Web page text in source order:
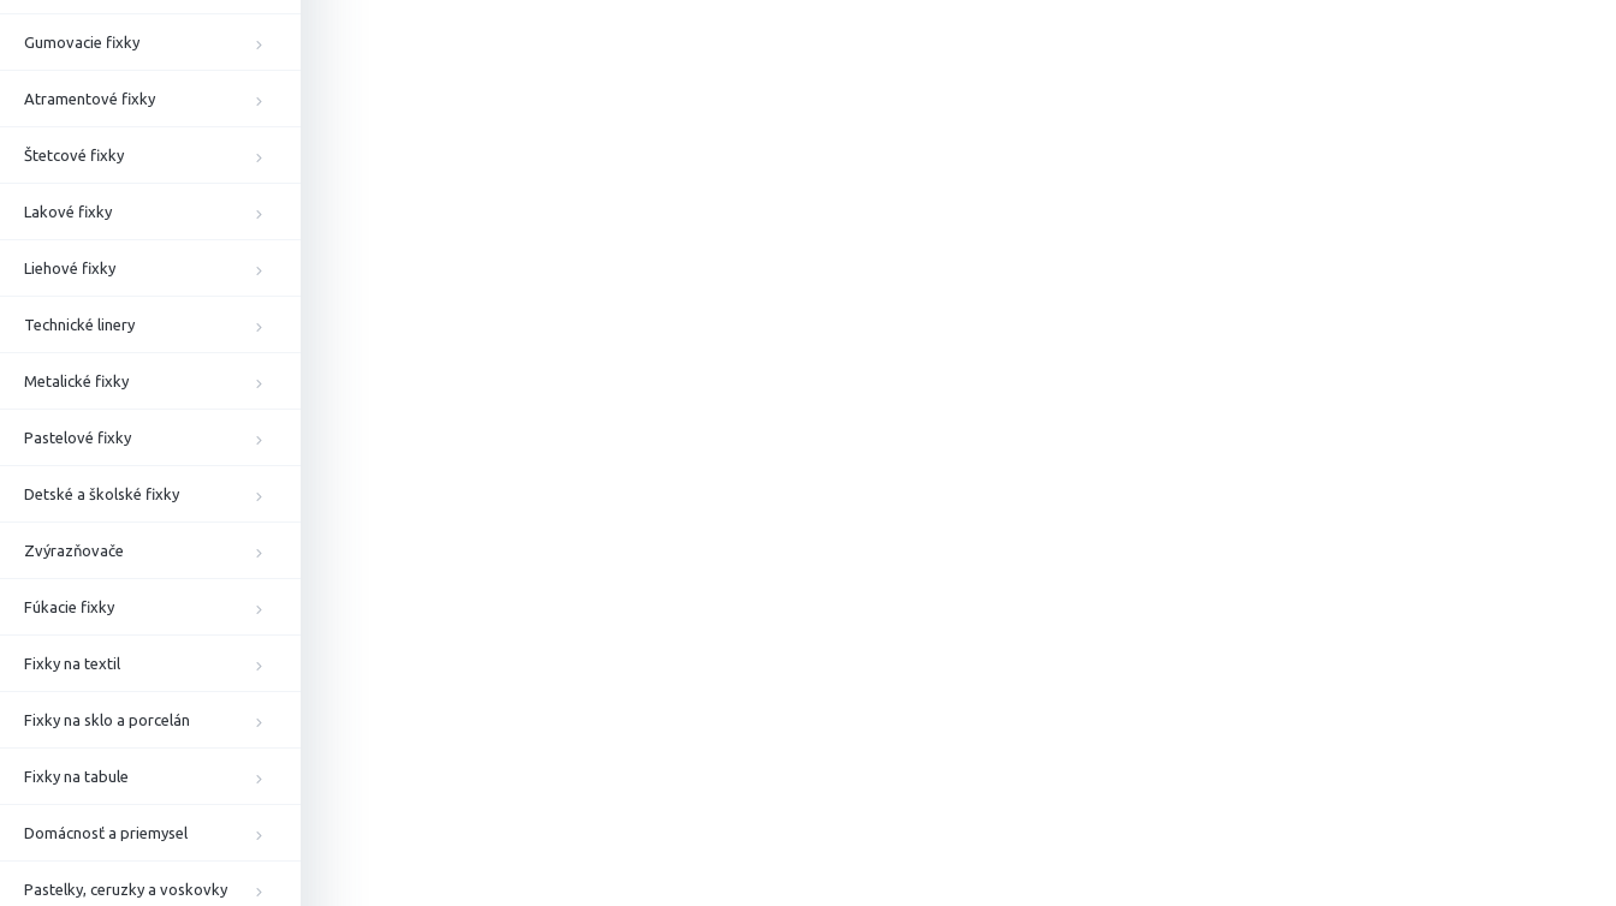
Gumovacie fixky
Atramentové fixky
Štetcové fixky
Lakové fixky
Liehové fixky
Technické linery
Metalické fixky
Pastelové fixky
Detské a školské fixky
Zvýrazňovače
Fúkacie fixky
Fixky na textil
Fixky na sklo a porcelán
Fixky na tabule
Domácnosť a priemysel
Pastelky, ceruzky a voskovky